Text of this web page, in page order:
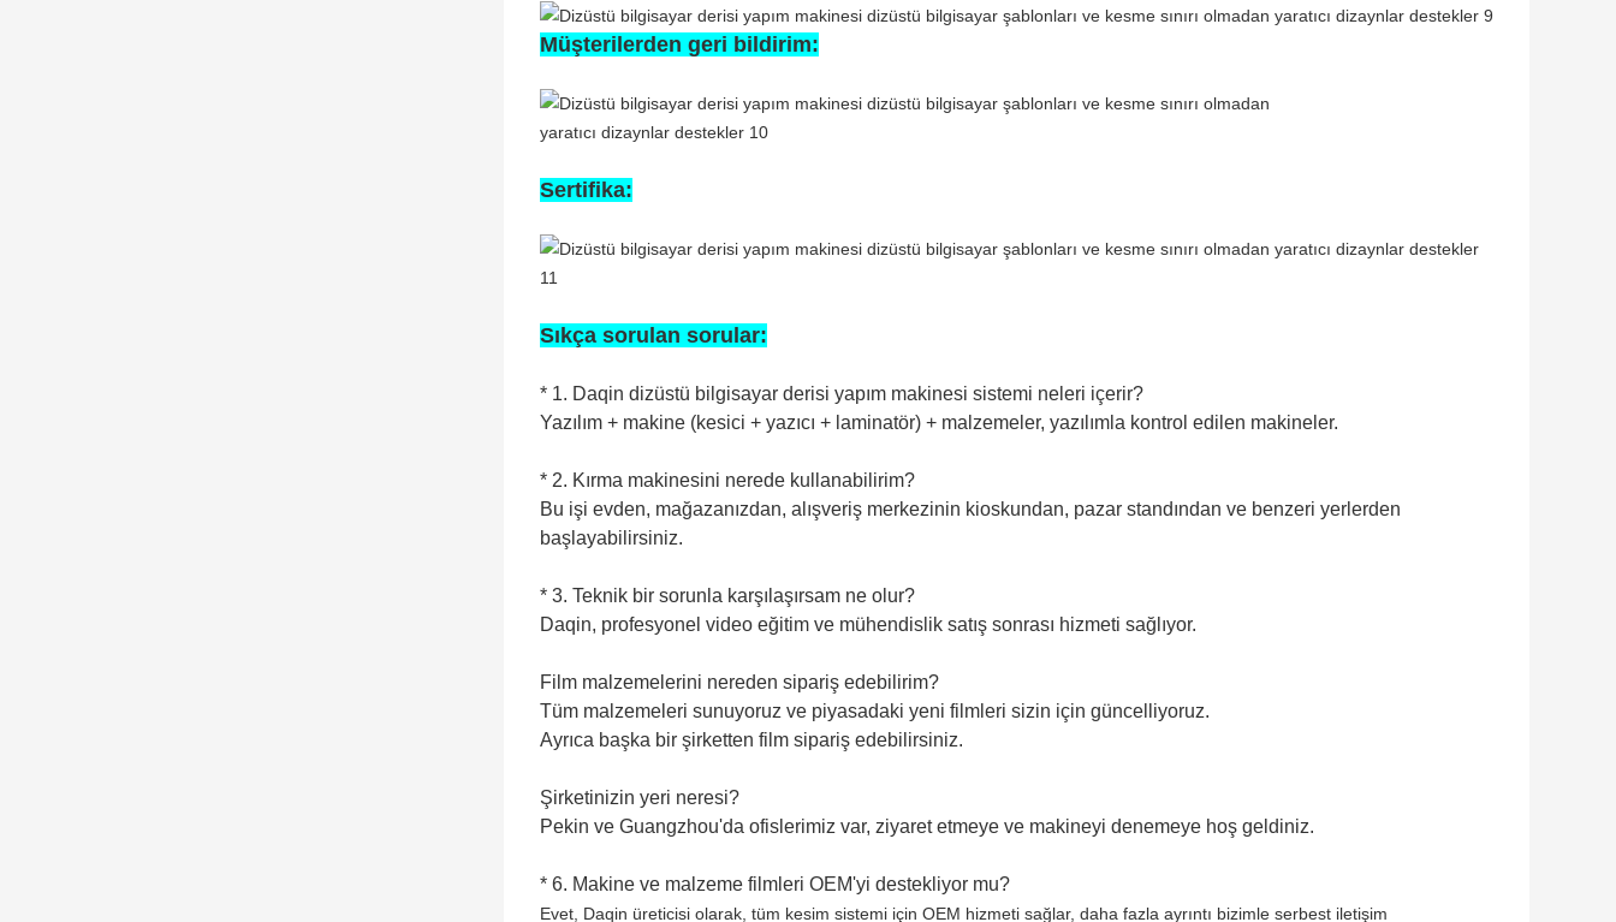
Müşterilerden geri bildirim:
Sertifika:
Sıkça sorulan sorular:
* 1. Daqin dizüstü bilgisayar derisi yapım makinesi sistemi neleri içerir?
Yazılım + makine (kesici + yazıcı + laminatör) + malzemeler, yazılımla kontrol edilen makineler.
* 2. Kırma makinesini nerede kullanabilirim?
Bu işi evden, mağazanızdan, alışveriş merkezinin kioskundan, pazar standından ve benzeri yerlerden
başlayabilirsiniz.
* 3. Teknik bir sorunla karşılaşırsam ne olur?
Daqin, profesyonel video eğitim ve mühendislik satış sonrası hizmeti sağlıyor.
Film malzemelerini nereden sipariş edebilirim?
Tüm malzemeleri sunuyoruz ve piyasadaki yeni filmleri sizin için güncelliyoruz.
Ayrıca başka bir şirketten film sipariş edebilirsiniz.
Şirketinizin yeri neresi?
Pekin ve Guangzhou'da ofislerimiz var, ziyaret etmeye ve makineyi denemeye hoş geldiniz.
* 6. Makine ve malzeme filmleri OEM'yi destekliyor mu?
Evet, Daqin üreticisi olarak, tüm kesim sistemi için OEM hizmeti sağlar, daha fazla ayrıntı bizimle serbest iletişim